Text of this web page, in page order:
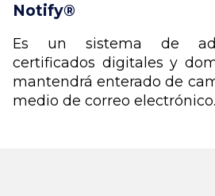
Notify®
Es un sistema de
certificados digitales y
mantendrá enterado de
medio de correo electrónico.